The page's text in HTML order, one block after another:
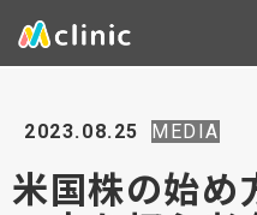
2023.08.25 MEDIA
米国株の始め